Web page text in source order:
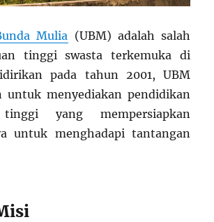
Mulia (UBM) adalah salah
tinggi swasta terkemuka di
pada tahun 2001, UBM
untuk menyediakan pendidikan
yang mempersiapkan
untuk menghadapi tantangan